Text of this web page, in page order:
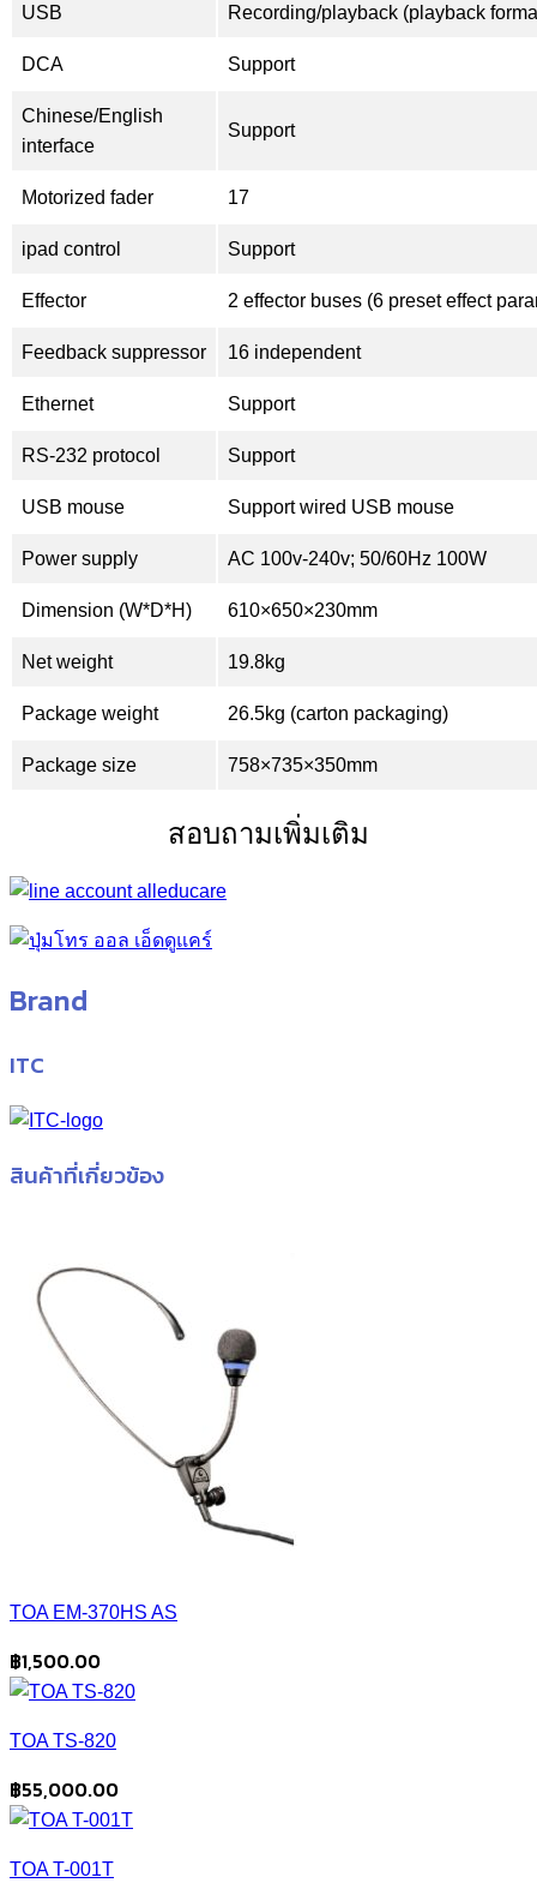
USB Recording/playback (playback
DCA Support
Chinese/English
interface
Support
Motorized fader 17
ipad control Support
Effector 2 effector buses (6 preset effect
Feedback suppressor 16 independent
Ethernet Support
RS-232 protocol Support
USB mouse Support wired USB mouse
Power supply AC 100v-240v; 50/60Hz 100W
Dimension (W*D*H) 610×650×230mm
Net weight 19.8kg
Package weight 26.5kg (carton packaging)
Package size 758×735×350mm
สอบถามเพิ่มเติม
Brand
ITC
สินค้าที่เกี่ยวข้อง
TOA EM-370HS AS
฿1,500.00
TOA TS-820
฿55,000.00
TOA T-001T